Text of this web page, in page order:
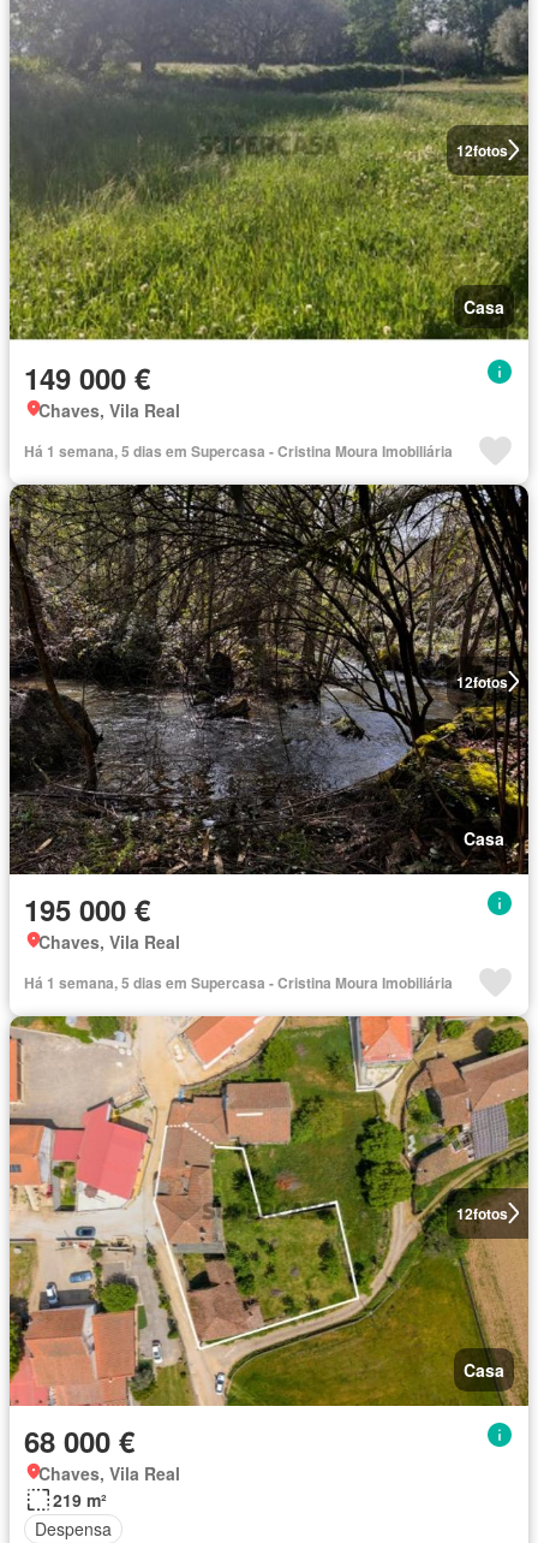
12fotos
Casa
149 000 €
Chaves, Vila Real
Há 1 semana, 5 dias em Supercasa - Cristina Moura Imobiliária
12fotos
Casa
195 000 €
Chaves, Vila Real
Há 1 semana, 5 dias em Supercasa - Cristina Moura Imobiliária
12fotos
Casa
68 000 €
Chaves, Vila Real
219 m²
Despensa